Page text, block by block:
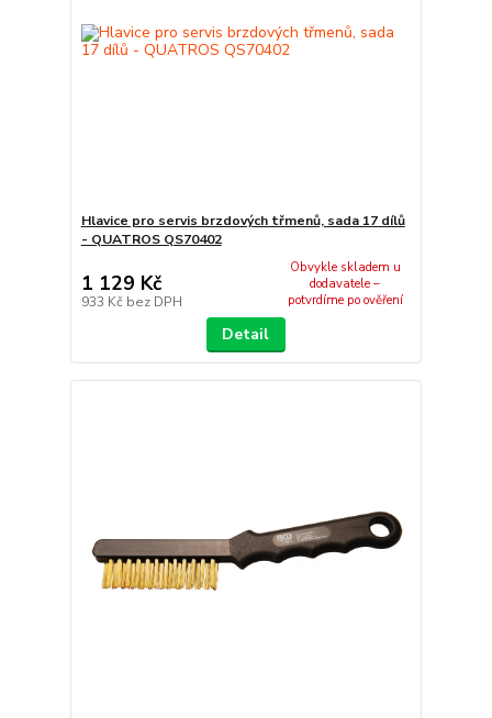
Hlavice pro servis brzdových třmenů, sada 17 dílů
- QUATROS QS70402
1 129 Kč
933 Kč bez DPH
Obvykle skladem u
dodavatele –
potvrdíme po ověření
Detail